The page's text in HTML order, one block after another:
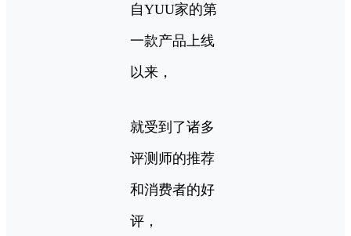
自YUU家的第
一款产品上线
以来，
就受到了诸多
评测师的推荐
和消费者的好
评，